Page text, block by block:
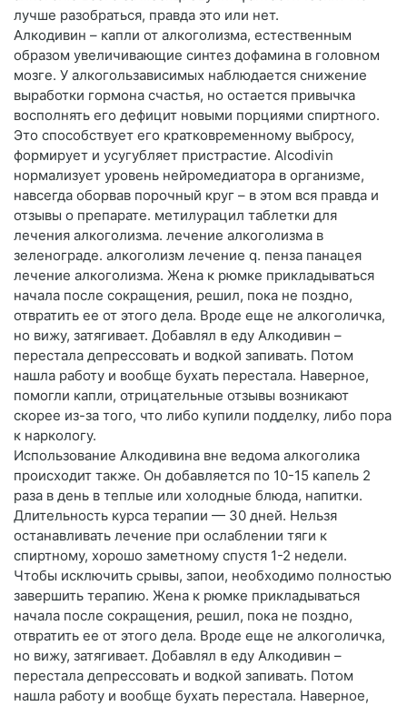
лучше разобраться, правда это или нет.
Алкодивин – капли от алкоголизма, естественным
образом увеличивающие синтез дофамина в головном
мозге. У алкогользависимых наблюдается снижение
выработки гормона счастья, но остается привычка
восполнять его дефицит новыми порциями спиртного.
Это способствует его кратковременному выбросу,
формирует и усугубляет пристрастие. Alcodivin
нормализует уровень нейромедиатора в организме,
навсегда оборвав порочный круг – в этом вся правда и
отзывы о препарате. метилурацил таблетки для
лечения алкоголизма. лечение алкоголизма в
зеленограде. алкоголизм лечение q. пенза панацея
лечение алкоголизма. Жена к рюмке прикладываться
начала после сокращения, решил, пока не поздно,
отвратить ее от этого дела. Вроде еще не алкоголичка,
но вижу, затягивает. Добавлял в еду Алкодивин –
перестала депрессовать и водкой запивать. Потом
нашла работу и вообще бухать перестала. Наверное,
помогли капли, отрицательные отзывы возникают
скорее из-за того, что либо купили подделку, либо пора
к наркологу.
Использование Алкодивина вне ведома алкоголика
происходит также. Он добавляется по 10-15 капель 2
раза в день в теплые или холодные блюда, напитки.
Длительность курса терапии — 30 дней. Нельзя
останавливать лечение при ослаблении тяги к
спиртному, хорошо заметному спустя 1-2 недели.
Чтобы исключить срывы, запои, необходимо полностью
завершить терапию. Жена к рюмке прикладываться
начала после сокращения, решил, пока не поздно,
отвратить ее от этого дела. Вроде еще не алкоголичка,
но вижу, затягивает. Добавлял в еду Алкодивин –
перестала депрессовать и водкой запивать. Потом
нашла работу и вообще бухать перестала. Наверное,